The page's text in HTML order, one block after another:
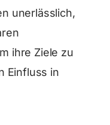
unerlässlich,
ihre Ziele zu
Einfluss in